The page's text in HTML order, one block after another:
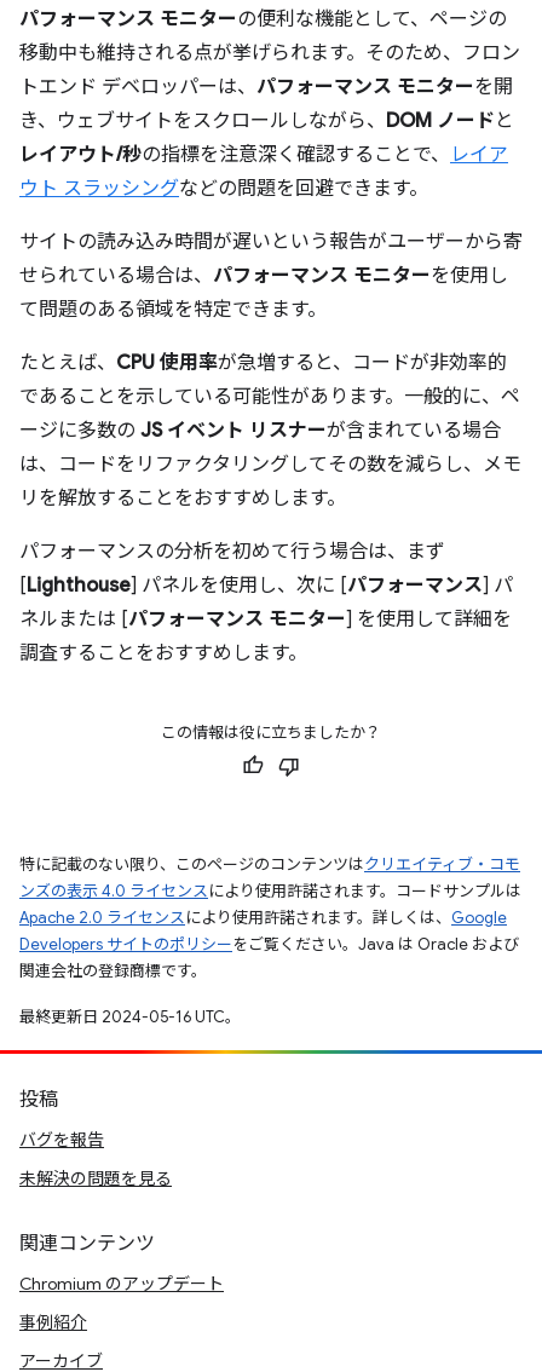
パフォーマンス モニターの便利な機能として、ページの
移動中も維持される点が挙げられます。そのため、フロン
トエンド デベロッパーは、 パフォーマンス モニターを開
き、ウェブサイトをスクロールしながら、 DOM ノード と
レイアウト/秒の指標を注意深く確認することで、
レイア
ウト スラッシングなどの問題を回避できます。
サイトの読み込み時間が遅いという報告がユーザーから寄
せられている場合は、 パフォーマンス モニターを使用し
て問題のある領域を特定できます。
たとえば、 CPU 使用率が急増すると、コードが非効率的
であることを示している可能性があります。一般的に、ペ
ージに多数の JS イベント リスナーが含まれている場合
は、コードをリファクタリングしてその数を減らし、メモ
リを解放することをおすすめします。
パフォーマンスの分析を初めて行う場合は、まず
[Lighthouse] パネルを使用し、次に [パフォーマンス] パ
ネルまたは [パフォーマンス モニター] を使用して詳細を
調査することをおすすめします。
この情報は役に立ちましたか？
特に記載のない限り、このページのコンテンツはクリエイティブ・コモ
ンズの表示 4.0 ライセンスにより使用許諾されます。コードサンプルは
Apache 2.0 ライセンスにより使用許諾されます。詳しくは、 Google
Developers サイトのポリシーをご覧ください。Java は Oracle および
関連会社の登録商標です。
最終更新日 2024-05-16 UTC。
投稿
バグを報告
未解決の問題を見る
関連コンテンツ
Chromium のアップデート
事例紹介
アーカイブ